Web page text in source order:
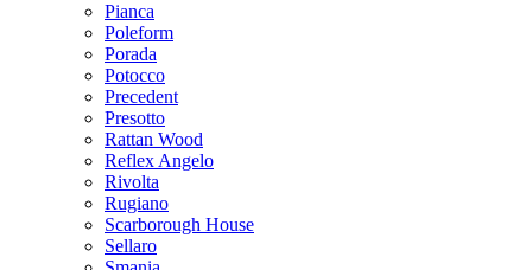
Pianca
Poleform
Porada
Potocco
Precedent
Presotto
Rattan Wood
Reflex Angelo
Rivolta
Rugiano
Scarborough House
Sellaro